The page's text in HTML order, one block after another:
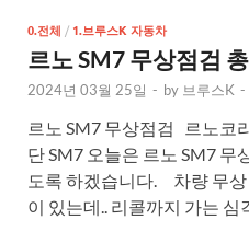
0.전체 / 1.브루스K 자동차
르노 SM7 무상점검
2024년 03월 25일 - by 브루스K -
르노 SM7 무상점검 르노코
단 SM7 오늘은 르노 SM7 무
도록 하겠습니다. 차량 무상
이 있는데.. 리콜까지 가는 심